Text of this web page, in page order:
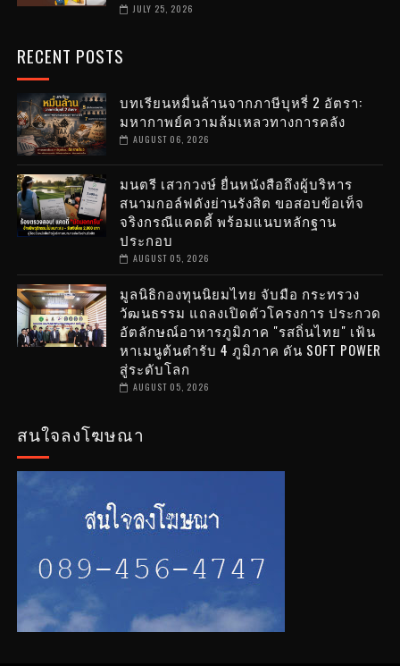
JULY 25, 2026
RECENT POSTS
บทเรียนหมื่นล้านจากภาษีบุหรี่ 2 อัตรา:
มหากาพย์ความล้มเหลวทางการคลัง
AUGUST 06, 2026
มนตรี เสวกวงษ์ ยื่นหนังสือถึงผู้บริหาร
สนามกอล์ฟดังย่านรังสิต ขอสอบข้อเท็จ
จริงกรณีแคดดี้ พร้อมแนบหลักฐาน
ประกอบ
AUGUST 05, 2026
มูลนิธิกองทุนนิยมไทย จับมือ กระทรวง
วัฒนธรรม แถลงเปิดตัวโครงการ ประกวด
อัตลักษณ์อาหารภูมิภาค "รสถิ่นไทย" เฟ้น
หาเมนูต้นตำรับ 4 ภูมิภาค ดัน SOFT POWER
สู่ระดับโลก
AUGUST 05, 2026
สนใจลงโฆษณา